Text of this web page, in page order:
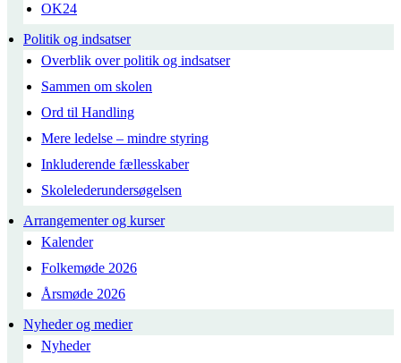
OK24
Politik og indsatser
Overblik over politik og indsatser
Sammen om skolen
Ord til Handling
Mere ledelse – mindre styring
Inkluderende fællesskaber
Skolelederundersøgelsen
Arrangementer og kurser
Kalender
Folkemøde 2026
Årsmøde 2026
Nyheder og medier
Nyheder